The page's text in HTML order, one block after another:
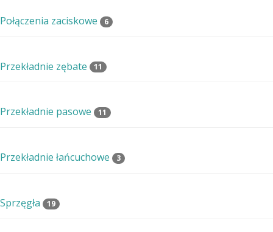
Połączenia zaciskowe 6
Przekładnie zębate 11
Przekładnie pasowe 11
Przekładnie łańcuchowe 3
Sprzęgła 19